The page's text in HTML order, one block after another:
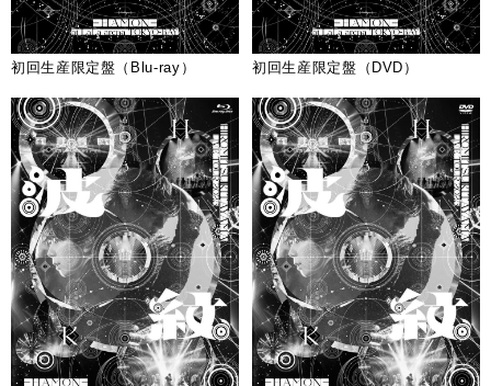
初回生産限定盤（Blu-ray） 初回生産限定盤（DVD）